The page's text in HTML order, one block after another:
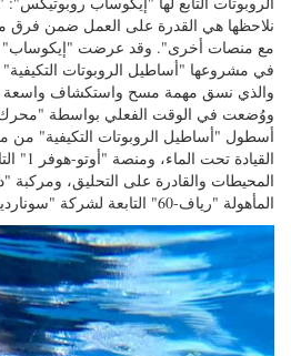
نلاحظها هي القدرة على العمل ضمن فرق
مع منصات أخرى". وقد عرضت "إيكوساب"
والذي نسق مهمة مسح واستكشاف
ووُضعت في الوقت الفعلي بواسطة "محرك
أسطول "أساطيل الروبوتات التكيفية" من
القيادة
المحيطات والقادرة على التحليق، ومركبة
المأهولة "رياف-60" التابعة لشركة "سوناردين".